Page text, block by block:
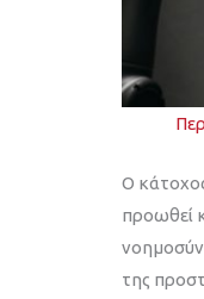
Ο
προωθεί
της